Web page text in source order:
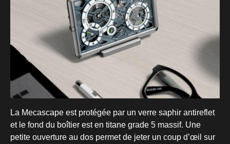
La Mecascape est protégée par un verre saphir antireflet
et le fond du boîtier est en titane grade 5 massif. Une
petite ouverture au dos permet de jeter un coup d’œil sur